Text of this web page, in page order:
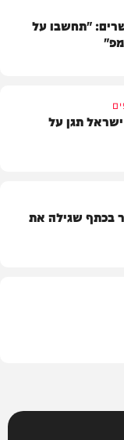
"תחשבו על
תגן על
בכתף שגילה את